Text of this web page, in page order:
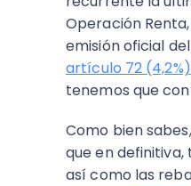
Operación
emisión oficial del
artículo 72 (4,2%)
tenemos que
Como bien
que en
así como las